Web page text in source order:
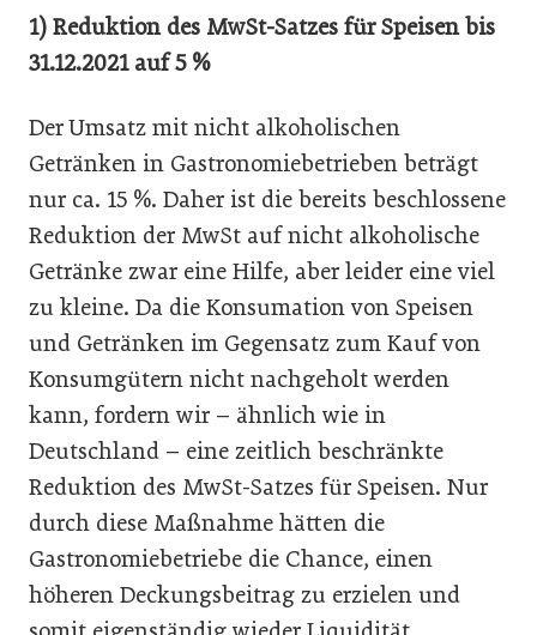
1) Reduktion des MwSt-Satzes für Speisen bis
31.12.2021 auf 5 %
Der Umsatz mit nicht alkoholischen
Getränken in Gastronomiebetrieben beträgt
nur ca. 15 %. Daher ist die bereits beschlossene
Reduktion der MwSt auf nicht alkoholische
Getränke zwar eine Hilfe, aber leider eine viel
zu kleine. Da die Konsumation von Speisen
und Getränken im Gegensatz zum Kauf von
Konsumgütern nicht nachgeholt werden
kann, fordern wir – ähnlich wie in
Deutschland – eine zeitlich beschränkte
Reduktion des MwSt-Satzes für Speisen. Nur
durch diese Maßnahme hätten die
Gastronomiebetriebe die Chance, einen
höheren Deckungsbeitrag zu erzielen und